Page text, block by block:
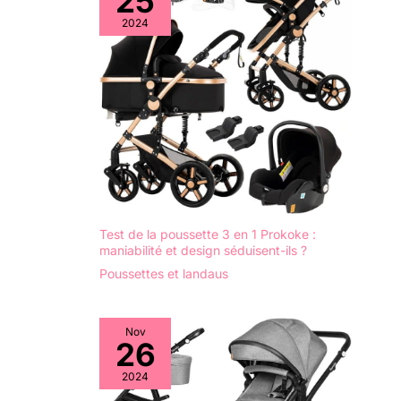
votre bébé avec la
conception
innovante de cette
poussette canne,
offrant une vue
immersive et
captivante du
monde qui
l'entoure. Cette
caractéristique
unique stimule non
seulement les sens
de votre bébé, mais
favorise également
une meilleure
ventilation à
l'intérieur de la
poussette trio,
offrant ainsi confort
2024
Test de la poussette 3 en 1 Prokoke :
maniabilité et design séduisent-ils ?
Poussettes et landaus
Nov
26
2024